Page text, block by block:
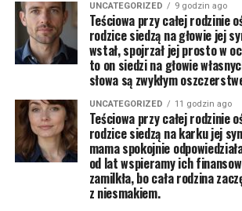
UNCATEGORIZED 9 godzin ago
Teściowa przy całej rodzinie
rodzice siedzą na głowie jej
wstał, spojrzał jej prosto w
to on siedzi na głowie
słowa są zwykłym
UNCATEGORIZED 11 godzin ago
Teściowa przy całej rodzinie
rodzice siedzą na karku jej
mama spokojnie
od lat wspieramy ich
zamilkła, bo cała rodzina
z niesmakiem.